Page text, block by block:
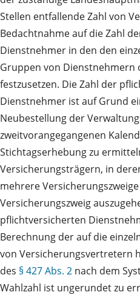
Stellen entfallende Zahl von
Bedachtnahme auf die Zahl
Dienstnehmer in den den
Gruppen von Dienstnehmern
festzusetzen. Die Zahl der
Dienstnehmer ist auf Grund
Neubestellung der
zweitvorangegangenen
Stichtagserhebung zu
Versicherungsträgern, in
mehrere
Versicherungszweig
pflichtversicherten
Berechnung der auf die
von Versicherungsvertretern
des § 427 Abs. 2 nach dem
Wahlzahl ist ungerundet zu